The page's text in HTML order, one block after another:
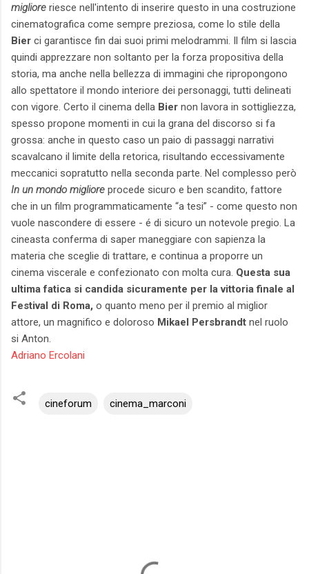
migliore riesce nell'intento di inserire questo in una costruzione
cinematografica come sempre preziosa, come lo stile della
Bier ci garantisce fin dai suoi primi melodrammi. Il film si lascia
quindi apprezzare non soltanto per la forza propositiva della
storia, ma anche nella bellezza di immagini che ripropongono
allo spettatore il mondo interiore dei personaggi, tutti delineati
con vigore. Certo il cinema della Bier non lavora in sottigliezza,
spesso propone momenti in cui la grana del discorso si fa
grossa: anche in questo caso un paio di passaggi narrativi
scavalcano il limite della retorica, risultando eccessivamente
meccanici sopratutto nella seconda parte. Nel complesso però
In un mondo migliore procede sicuro e ben scandito, fattore
che in un film programmaticamente “a tesi” - come questo non
vuole nascondere di essere - é di sicuro un notevole pregio. La
cineasta conferma di saper maneggiare con sapienza la
materia che sceglie di trattare, e continua a proporre un
cinema viscerale e confezionato con molta cura. Questa sua
ultima fatica si candida sicuramente per la vittoria finale al
Festival di Roma, o quanto meno per il premio al miglior
attore, un magnifico e doloroso Mikael Persbrandt nel ruolo
si Anton.
Adriano Ercolani
cineforum cinema_marconi